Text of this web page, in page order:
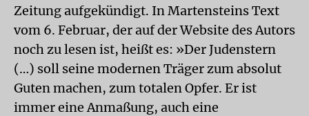
Zeitung aufgekündigt. In Martensteins Text
vom 6. Februar, der auf der Website des Autors
noch zu lesen ist, heißt es: »Der Judenstern
(…) soll seine modernen Träger zum absolut
Guten machen, zum totalen Opfer. Er ist
immer eine Anmaßung, auch eine